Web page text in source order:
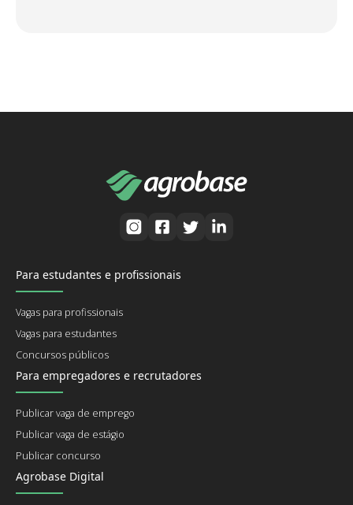
Para estudantes e profissionais
Vagas para profissionais
Vagas para estudantes
Concursos públicos
Para empregadores e recrutadores
Publicar vaga de emprego
Publicar vaga de estágio
Publicar concurso
Agrobase Digital